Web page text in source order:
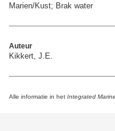
Marien/Kust; Brak water
Auteur
Kikkert, J.E.
Alle informatie in het Integrated